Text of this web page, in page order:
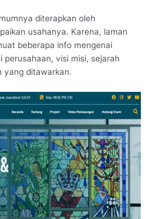
diterapkan oleh
usahanya. Karena, laman
beberapa info mengenai
perusahaan, visi misi, sejarah
yang ditawarkan.